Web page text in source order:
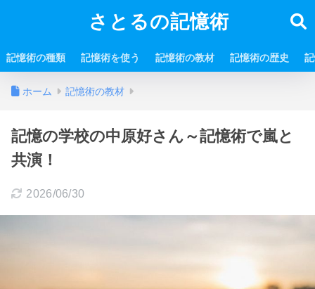
さとるの記憶術
記憶術の種類 記憶術を使う 記憶術の教材 記憶術の歴史
ホーム 記憶術の教材
記憶の学校の中原好さん～記憶術で嵐と
共演！
2026/06/30